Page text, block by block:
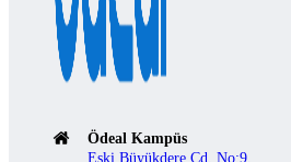
Ödeal Kampüs
Eski Büyükdere Cd. No:9,